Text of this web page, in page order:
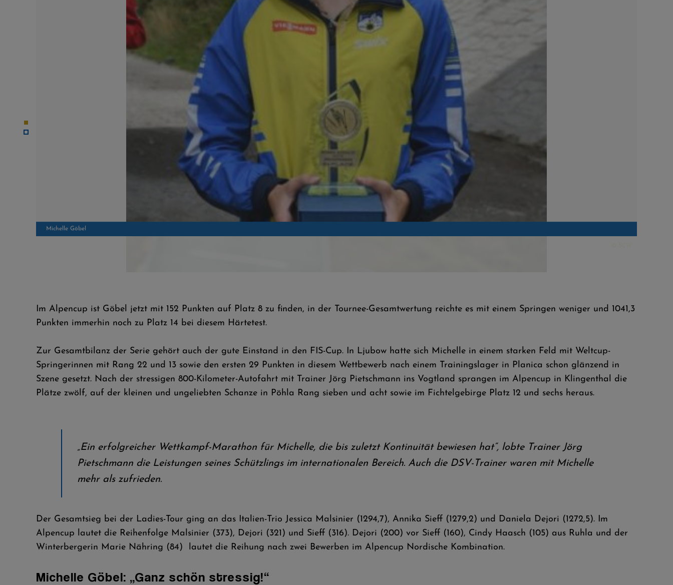
Im Alpencup ist Göbel jetzt mit 152 Punkten auf Platz 8 zu finden, in der Tournee-Gesamtwertung reichte es mit einem Springen weniger und 1041,3
Punkten immerhin noch zu Platz 14 bei diesem Härtetest.
Zur Gesamtbilanz der Serie gehört auch der gute Einstand in den FIS-Cup. In Ljubow hatte sich Michelle in einem starken Feld mit Weltcup-
Springerinnen mit Rang 22 und 13 sowie den ersten 29 Punkten in diesem Wettbewerb nach einem Trainingslager in Planica schon glänzend in
Szene gesetzt. Nach der stressigen 800-Kilometer-Autofahrt mit Trainer Jörg Pietschmann ins Vogtland sprangen im Alpencup in Klingenthal die
Plätze zwölf, auf der kleinen und ungeliebten Schanze in Pöhla Rang sieben und acht sowie im Fichtelgebirge Platz 12 und sechs heraus.
„Ein erfolgreicher Wettkampf-Marathon für Michelle, die bis zuletzt Kontinuität bewiesen hat“, lobte Trainer Jörg
Pietschmann die Leistungen seines Schützlings im internationalen Bereich. Auch die DSV-Trainer waren mit Michelle
mehr als zufrieden.
Der Gesamtsieg bei der Ladies-Tour ging an das Italien-Trio Jessica Malsinier (1294,7), Annika Sieff (1279,2) und Daniela Dejori (1272,5). Im
Alpencup lautet die Reihenfolge Malsinier (373), Dejori (321) und Sieff (316). Dejori (200) vor Sieff (160), Cindy Haasch (105) aus Ruhla und der
Winterbergerin Marie Nähring (84) lautet die Reihung nach zwei Bewerben im Alpencup Nordische Kombination.
Michelle Göbel: „Ganz schön stressig!“